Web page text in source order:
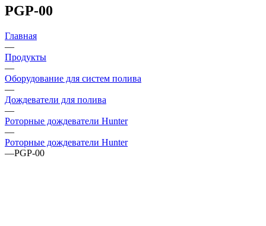
PGP-00
Главная
—
Продукты
—
Оборудование для систем полива
—
Дождеватели для полива
—
Роторные дождеватели Hunter
—
Роторные дождеватели Hunter
—PGP-00